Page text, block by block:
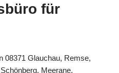
für
08371 Glauchau, Remse,
Meerane,